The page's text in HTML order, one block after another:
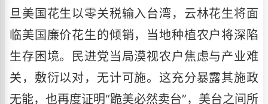
旦美国花生以零关税输入台湾，云林花生将面
临美国廉价花生的倾销，当地种植农户将深陷
生存困境。民进党当局漠视农户焦虑与产业难
关，敷衍以对，无计可施。这充分暴露其施政
无能，也再度证明“跪美必然卖台”，美台之间所